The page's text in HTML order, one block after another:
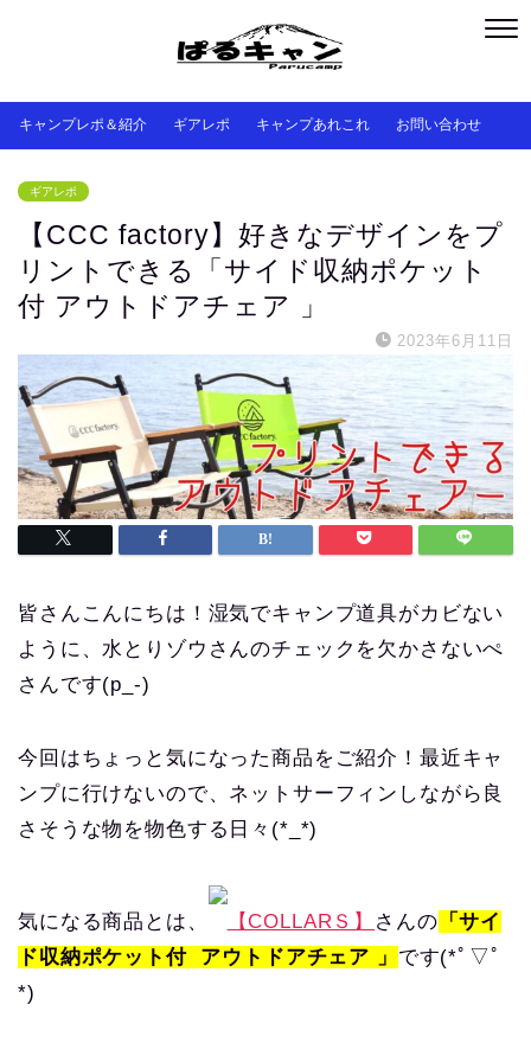
キャンプレポ＆紹介 ギアレポ キャンプあれこれ お問い合わせ
ギアレポ
【CCC factory】好きなデザインをプ
リントできる「サイド収納ポケット
付 アウトドアチェア 」
2023年6月11日
皆さんこんにちは！湿気でキャンプ道具がカビない
ように、水とりゾウさんのチェックを欠かさないぺ
さんです(p_-)
今回はちょっと気になった商品をご紹介！最近キャ
ンプに行けないので、ネットサーフィンしながら良
さそうな物を物色する日々(*_*)
気になる商品とは、 【COLLARＳ】 さんの 「サイ
ド収納ポケット付 アウトドアチェア 」 です(*ﾟ▽ﾟ
*)